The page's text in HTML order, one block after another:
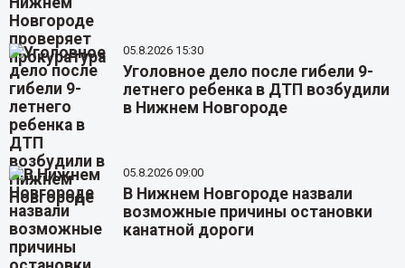
05.8.2026 15:30
Уголовное дело после гибели 9-
летнего ребенка в ДТП возбудили
в Нижнем Новгороде
05.8.2026 09:00
В Нижнем Новгороде назвали
возможные причины остановки
канатной дороги